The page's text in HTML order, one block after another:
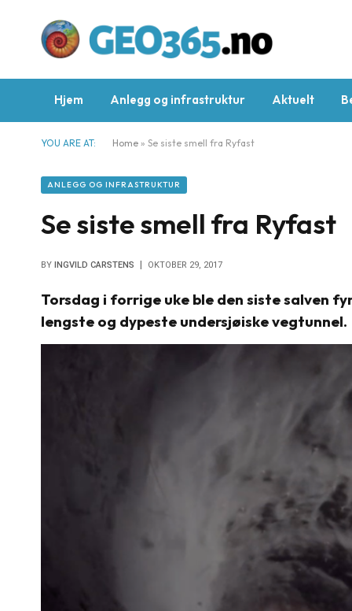
Hjem Anlegg og infrastruktur Aktuelt
YOU ARE AT: Home » Se siste smell fra Ryfast
ANLEGG OG INFRASTRUKTUR
Se siste smell fra Ryfast
BY INGVILD CARSTENS OKTOBER 29, 2017
Torsdag i forrige uke ble den siste salven
lengste og dypeste undersjøiske vegtunnel.